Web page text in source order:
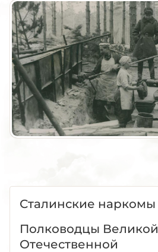
Сталинские наркомы
Полководцы Великой
Отечественной